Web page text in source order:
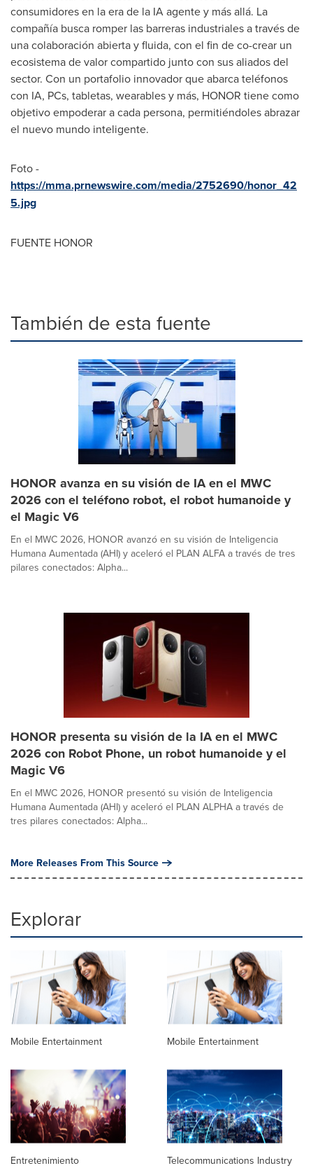
consumidores en la era de la IA agente y más allá. La
compañía busca romper las barreras industriales a través de
una colaboración abierta y fluida, con el fin de co-crear un
ecosistema de valor compartido junto con sus aliados del
sector. Con un portafolio innovador que abarca teléfonos
con IA, PCs, tabletas, wearables y más, HONOR tiene como
objetivo empoderar a cada persona, permitiéndoles abrazar
el nuevo mundo inteligente.
Foto -
https://mma.prnewswire.com/media/2752690/honor_42
5.jpg
FUENTE HONOR
También de esta fuente
HONOR avanza en su visión de IA en el MWC
2026 con el teléfono robot, el robot humanoide y
el Magic V6
En el MWC 2026, HONOR avanzó en su visión de Inteligencia
Humana Aumentada (AHI) y aceleró el PLAN ALFA a través de tres
pilares conectados: Alpha...
HONOR presenta su visión de la IA en el MWC
2026 con Robot Phone, un robot humanoide y el
Magic V6
En el MWC 2026, HONOR presentó su visión de Inteligencia
Humana Aumentada (AHI) y aceleró el PLAN ALPHA a través de
tres pilares conectados: Alpha...
More Releases From This Source
Explorar
Mobile Entertainment Mobile Entertainment
Entretenimiento Telecommunications Industry